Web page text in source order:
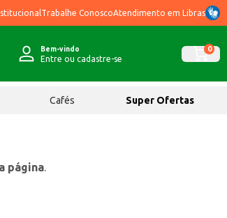
Trabalhe ConoscoAtendimento em Libras
Bem-vindo
Entre ou cadastre-se
0
Cafés Super Ofertas
página.